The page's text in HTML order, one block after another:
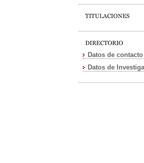
Datos de
Datos de